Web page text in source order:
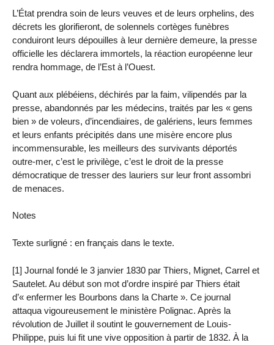
L’État prendra soin de leurs veuves et de leurs orphelins, des
décrets les glorifieront, de solennels cortèges funèbres
conduiront leurs dépouilles à leur dernière demeure, la presse
officielle les déclarera immortels, la réaction européenne leur
rendra hommage, de l’Est à l’Ouest.
Quant aux plébéiens, déchirés par la faim, vilipendés par la
presse, abandonnés par les médecins, traités par les « gens
bien » de voleurs, d’incendiaires, de galériens, leurs femmes
et leurs enfants précipités dans une misère encore plus
incommensurable, les meilleurs des survivants déportés
outre-mer, c’est le privilège, c’est le droit de la presse
démocratique de tresser des lauriers sur leur front assombri
de menaces.
Notes
Texte surligné : en français dans le texte.
[1] Journal fondé le 3 janvier 1830 par Thiers, Mignet, Carrel et
Sautelet. Au début son mot d’ordre inspiré par Thiers était
d’« enfermer les Bourbons dans la Charte ». Ce journal
attaqua vigoureusement le ministère Polignac. Après la
révolution de Juillet il soutint le gouvernement de Louis-
Philippe, puis lui fit une vive opposition à partir de 1832. À la